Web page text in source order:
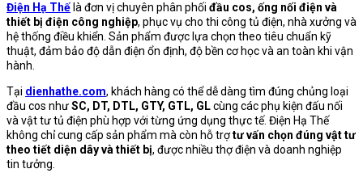
Điện Hạ Thế là đơn vị chuyên phân phối đầu cos, ống nối điện và
thiết bị điện công nghiệp, phục vụ cho thi công tủ điện, nhà xưởng và
hệ thống điều khiển. Sản phẩm được lựa chọn theo tiêu chuẩn kỹ
thuật, đảm bảo độ dẫn điện ổn định, độ bền cơ học và an toàn khi vận
hành.
Tại dienhathe.com, khách hàng có thể dễ dàng tìm đúng chủng loại
đầu cos nhưSC, DT, DTL, GTY, GTL, GLcùng các phụ kiện đấu nối
và vật tư tủ điện phù hợp với từng ứng dụng thực tế. Điện Hạ Thế
không chỉ cung cấp sản phẩm mà còn hỗ trợtư vấn chọn đúng vật tư
theo tiết diện dây và thiết bị, được nhiều thợ điện và doanh nghiệp
tin tưởng.